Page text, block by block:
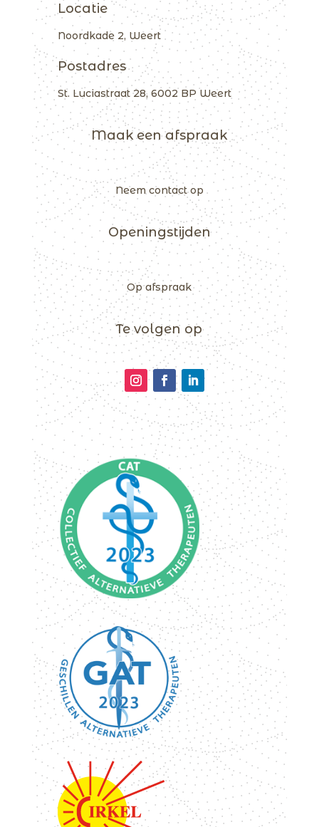
Locatie
Noordkade 2, Weert
Postadres
St. Luciastraat 28, 6002 BP Weert
Maak een afspraak
Neem contact op
Openingstijden
Op afspraak
Te volgen op